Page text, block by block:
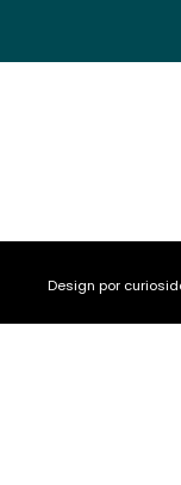
Design por